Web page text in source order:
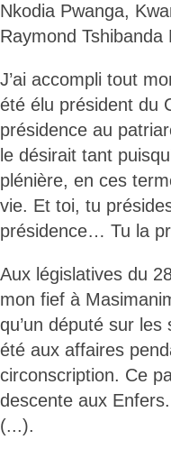
Nkodia Pwanga,
Raymond Tshibanda
J’ai accompli tout
été élu président du
présidence au
le désirait tant
plénière, en ces
vie. Et toi, tu
présidence… Tu la
Aux législatives du
mon fief à
qu’un député sur
été aux affaires
circonscription. Ce
descente aux Enfers.
(...).